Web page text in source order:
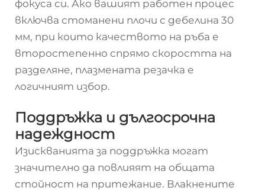
фокуса си. Ако вашият работен процес
включва стоманени плочи с дебелина 30
мм, при които качеството на ръба е
второстепенно спрямо скоростта на
разделяне, плазмената резачка е
логичният избор.
Поддръжка и дългосрочна
надеждност
Изискванията за поддръжка могат
значително да повлияят на общата
стойност на притежание. Влакнените